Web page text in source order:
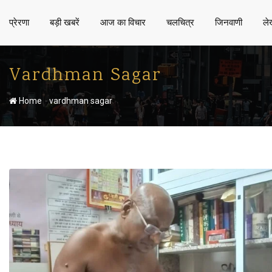
प्रेरणा बड़ी खबरें आज का विचार चलचित्र जिनवाणी
Vardhman Sagar
Home -vardhman sagar